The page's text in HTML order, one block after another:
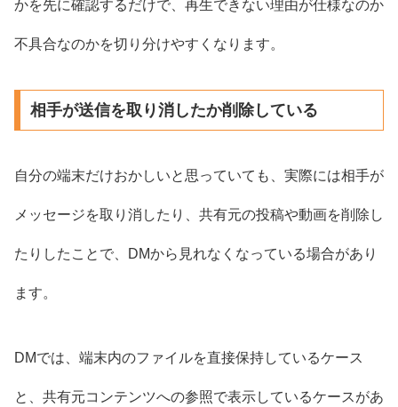
かを先に確認するだけで、再生できない理由が仕様なのか
不具合なのかを切り分けやすくなります。
相手が送信を取り消したか削除している
自分の端末だけおかしいと思っていても、実際には相手が
メッセージを取り消したり、共有元の投稿や動画を削除し
たりしたことで、DMから見れなくなっている場合があり
ます。
DMでは、端末内のファイルを直接保持しているケース
と、共有元コンテンツへの参照で表示しているケースがあ